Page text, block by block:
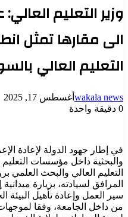
وزير التعليم
الى مقارها تمثل
التعليم العالي
wakala news أغسطس 17, 2025
0 دقيقة واحدة
في إطار جهود الدولة لإعادة
والبحثية داخل مؤسسات التعليم
التعليم العالي والبحث
المرافق لسيادته، بزيارة
سير العمل وإعادة تأهيل البيئة
من داخل الجامعة، وفقا لموجهات